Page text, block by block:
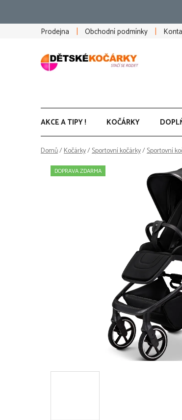
obsah
Prodejna
Obchodní podmínky
AKCE A TIPY ! KOČÁRKY
Domů/Kočárky/Sportovní kočárky/Sportovní
DOPRAVA ZDARMA